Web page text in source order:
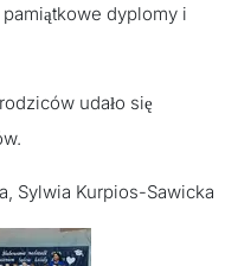
dyplomy i
udało się
Sylwia Kurpios-Sawicka